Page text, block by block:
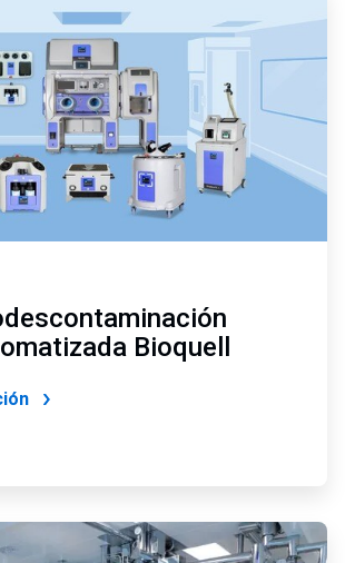
2
de
Bioquell
ArticleTile
3